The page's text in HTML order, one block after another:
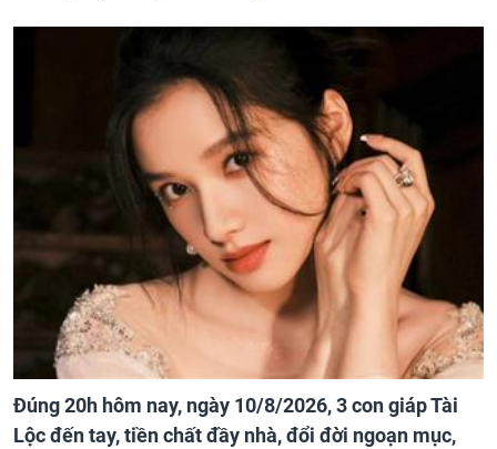
Đúng 20h hôm nay, ngày 10/8/2026, 3 con giáp Tài
Lộc đến tay, tiền chất đầy nhà, đổi đời ngoạn mục,